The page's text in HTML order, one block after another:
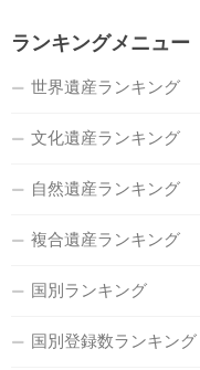
ランキングメニュー
世界遺産ランキング
文化遺産ランキング
自然遺産ランキング
複合遺産ランキング
国別ランキング
国別登録数ランキング